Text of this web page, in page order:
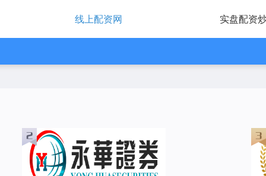
线上配资网 实盘配资